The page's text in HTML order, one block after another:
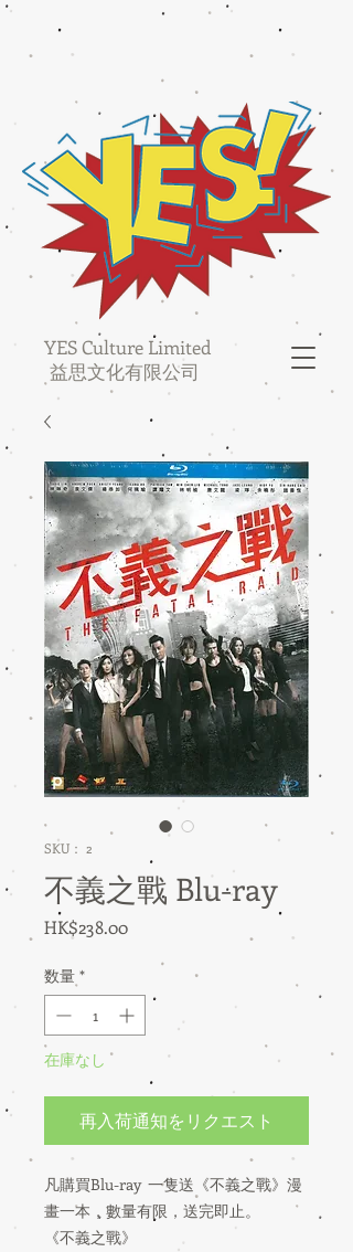
YES Culture Limited
益思文化有限公司
SKU： 2
不義之戰 Blu-ray
HK$238.00価
数量 *
在庫なし
再入荷通知をリクエスト
凡購買Blu-ray 一隻送《不義之戰》漫
畫一本，數量有限，送完即止。
《不義之戰》